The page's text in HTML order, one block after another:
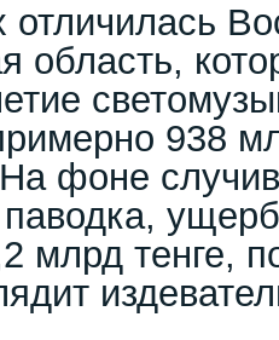
область,
938
фоне
ущерб
млрд тенге,